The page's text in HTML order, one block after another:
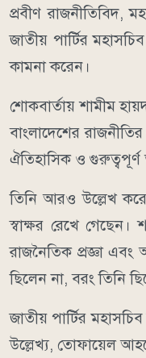
প্রবীণ রাজনীতিবিদ,
জাতীয় পার্টির
কামনা করেন।
শোকবার্তায় শামীম
বাংলাদেশের
ঐতিহাসিক ও গুরুত্বপূর্ণ
তিনি আরও উল্লেখ
স্বাক্ষর রেখে
রাজনৈতিক প্রজ্ঞা
ছিলেন না, বরং তিনি
জাতীয় পার্টির
উল্লেখ্য, তোফায়েল